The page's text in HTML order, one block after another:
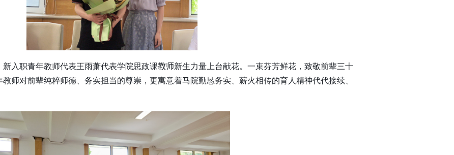
入职青年教师代表王雨萧代表学院思政课教师新生力量上台献花。一束芬芳鲜花，致敬前辈三十
师对前辈纯粹师德、务实担当的尊崇，更寓意着马院勤恳务实、薪火相传的育人精神代代接续、